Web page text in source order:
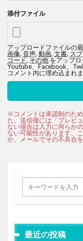
添付ファイル
アップロードファイルの
画像, 音声, 動画, 文書, ス
コード,その他をアップロ
Youtube、Facebook、
コメント内に埋め込まれま
最近の投稿